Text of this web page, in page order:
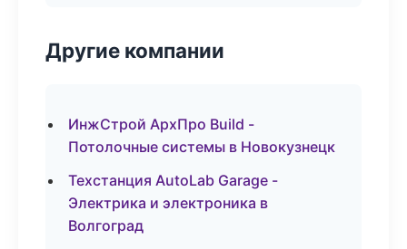
Другие компании
ИнжСтрой АрхПро Build -
Потолочные системы в Новокузнецк
Техстанция AutoLab Garage -
Электрика и электроника в
Волгоград